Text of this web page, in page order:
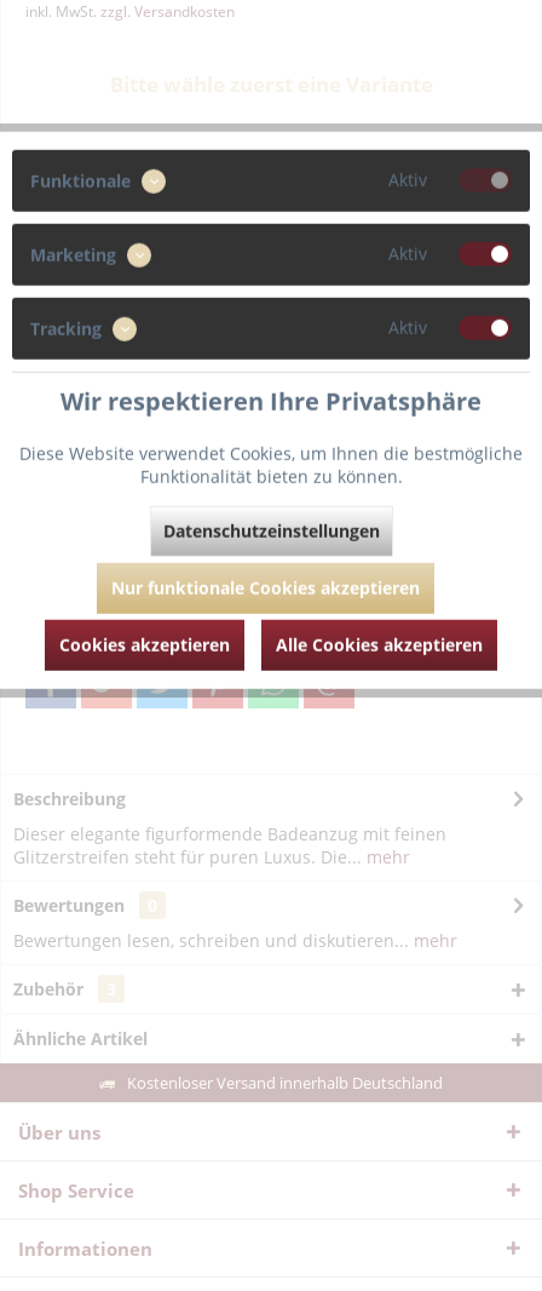
inkl. MwSt. zzgl. Versandkosten
Farbe
90
H
Merken Fragen zum Artikel?
Artikel-Nr.: PDS400-7834-Paradise-Green-90-H
Beschreibung
Dieser elegante figurformende Badeanzug mit feinen
Glitzerstreifen steht für puren Luxus. Die... mehr
Bewertungen
Bewertungen lesen, schreiben und diskutieren... mehr
Zubehör
Ähnliche Artikel
Kostenloser Versand innerhalb Deutschland
Über uns
Shop Service
Informationen
Funktionale Aktiv
Marketing Aktiv
Tracking Aktiv
Wir respektieren Ihre Privatsphäre
Diese Website verwendet Cookies, um Ihnen die bestmögliche
Funktionalität bieten zu können.
Datenschutzeinstellungen
Nur funktionale Cookies akzeptieren
Cookies akzeptieren Alle Cookies akzeptieren